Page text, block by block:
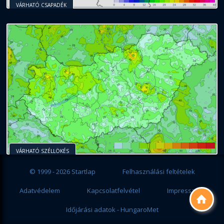

VÁRHATÓ CSAPADÉK
VÁRHATÓ SZÉLLÖKÉS
© 1999 - 2026 Startlap Felhasználási feltételek
Adatvédelem Kapcsolatfelvétel Impresszum
Időjárási adatok - HungaroMet